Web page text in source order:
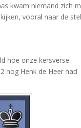
kwam niemand zich
vooral naar de
hoe onze kersverse
nog Henk de Heer had